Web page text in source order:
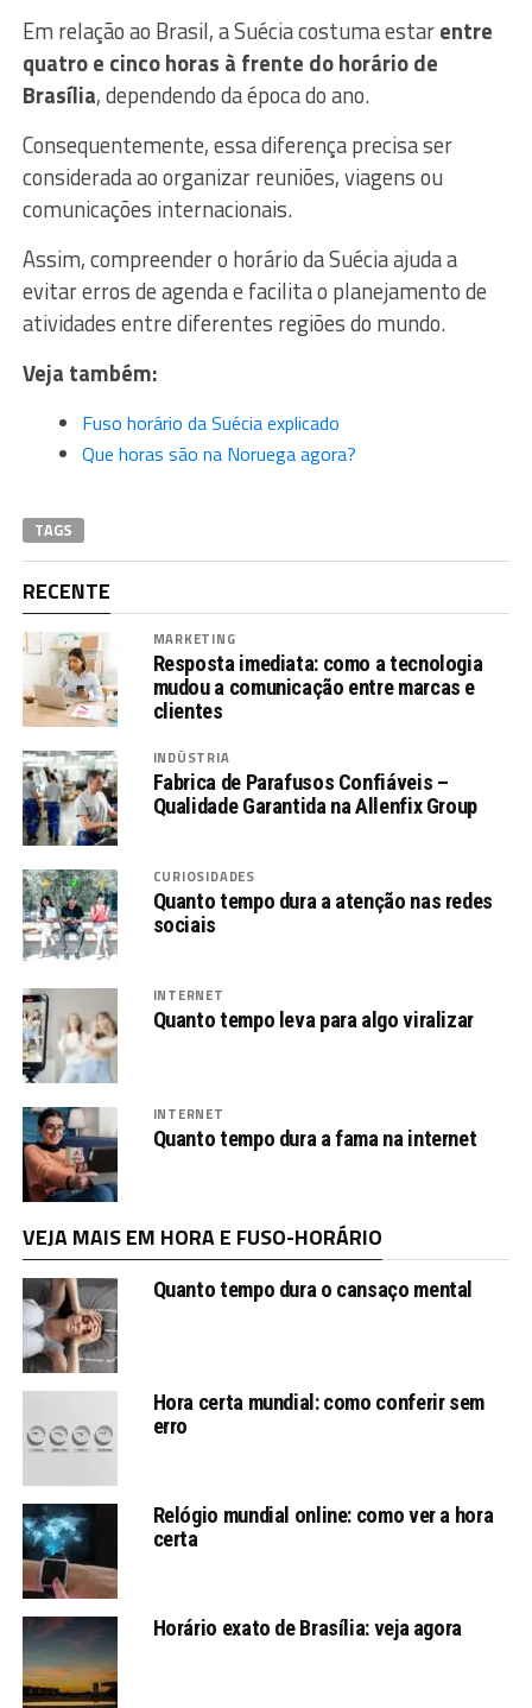
Em relação ao Brasil, a Suécia costuma estarentre
quatro e cinco horas à frente do horário de
Brasília, dependendo da época do ano.
Consequentemente, essa diferença precisa ser
considerada ao organizar reuniões, viagens ou
comunicações internacionais.
Assim, compreender o horário da Suécia ajuda a
evitar erros de agenda e facilita o planejamento de
atividades entre diferentes regiões do mundo.
Veja também:
Fuso horário da Suécia explicado
Que horas são na Noruega agora?
TAGS
RECENTE
MARKETING
Resposta imediata: como a tecnologia
mudou a comunicação entre marcas e
clientes
INDÚSTRIA
Fabrica de Parafusos Confiáveis –
Qualidade Garantida na Allenfix Group
CURIOSIDADES
Quanto tempo dura a atenção nas redes
sociais
INTERNET
Quanto tempo leva para algo viralizar
INTERNET
Quanto tempo dura a fama na internet
VEJA MAIS EM HORA E FUSO-HORÁRIO
Quanto tempo dura o cansaço mental
Hora certa mundial: como conferir sem
erro
Relógio mundial online: como ver a hora
certa
Horário exato de Brasília: veja agora